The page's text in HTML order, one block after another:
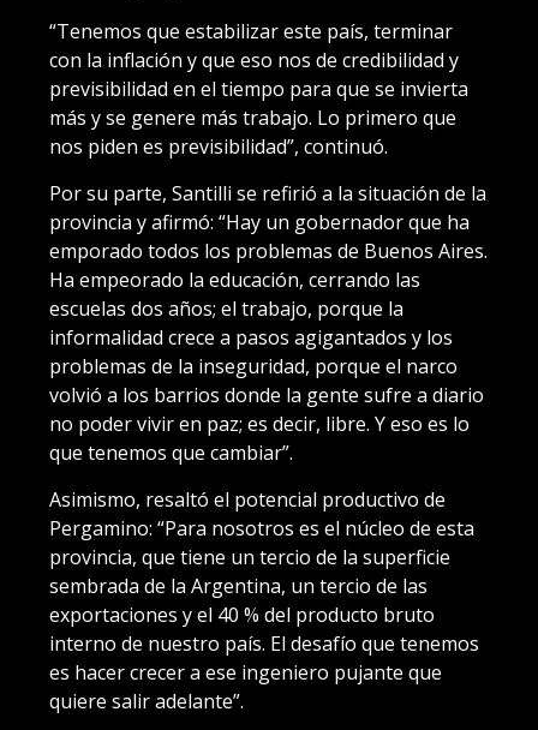
“Tenemos que estabilizar este país, terminar
con la inflación y que eso nos de credibilidad y
previsibilidad en el tiempo para que se invierta
más y se genere más trabajo. Lo primero que
nos piden es previsibilidad”, continuó.
Por su parte, Santilli se refirió a la situación de la
provincia y afirmó: “Hay un gobernador que ha
emporado todos los problemas de Buenos Aires.
Ha empeorado la educación, cerrando las
escuelas dos años; el trabajo, porque la
informalidad crece a pasos agigantados y los
problemas de la inseguridad, porque el narco
volvió a los barrios donde la gente sufre a diario
no poder vivir en paz; es decir, libre. Y eso es lo
que tenemos que cambiar”.
Asimismo, resaltó el potencial productivo de
Pergamino: “Para nosotros es el núcleo de esta
provincia, que tiene un tercio de la superficie
sembrada de la Argentina, un tercio de las
exportaciones y el 40 % del producto bruto
interno de nuestro país. El desafío que tenemos
es hacer crecer a ese ingeniero pujante que
quiere salir adelante”.